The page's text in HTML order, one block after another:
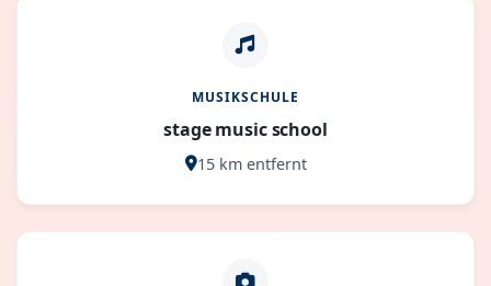
MUSIKSCHULE
stage music school
15 km entfernt